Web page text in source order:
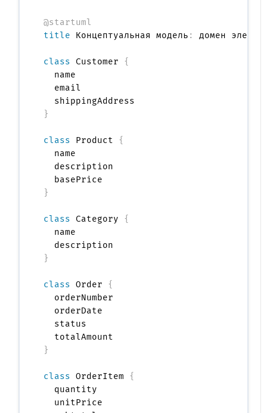
@startuml
title Концептуальная модель : домен
class Customer {
  name
  email
}
class Product {
  name
  description
}
class Category {
  name
}
class Order {
  orderNumber
  orderDate
  status
}
class OrderItem {
  quantity
  unitPrice